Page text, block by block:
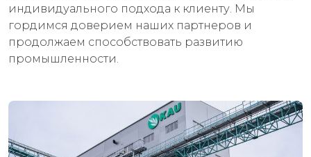
индивидуального подхода к клиенту. Мы
гордимся доверием наших партнеров и
продолжаем способствовать развитию
промышленности.